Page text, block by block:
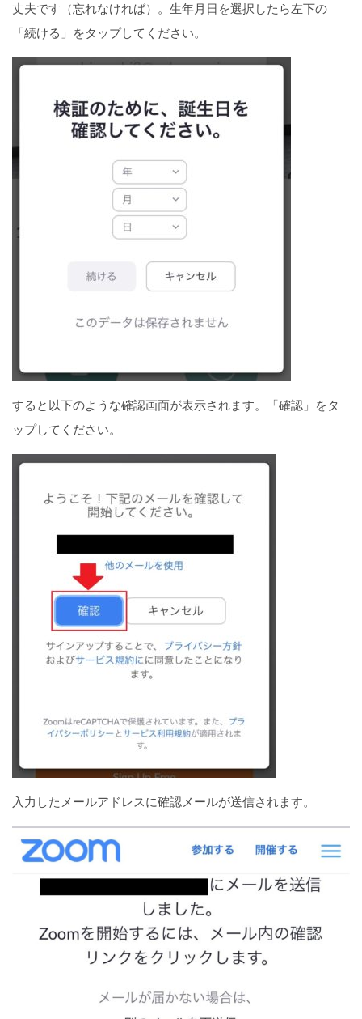
丈夫です（忘れなければ）。生年月日を選択したら左下の
「続ける」をタップしてください。
すると以下のような確認画面が表示されます。「確認」をタ
ップしてください。
入力したメールアドレスに確認メールが送信されます。